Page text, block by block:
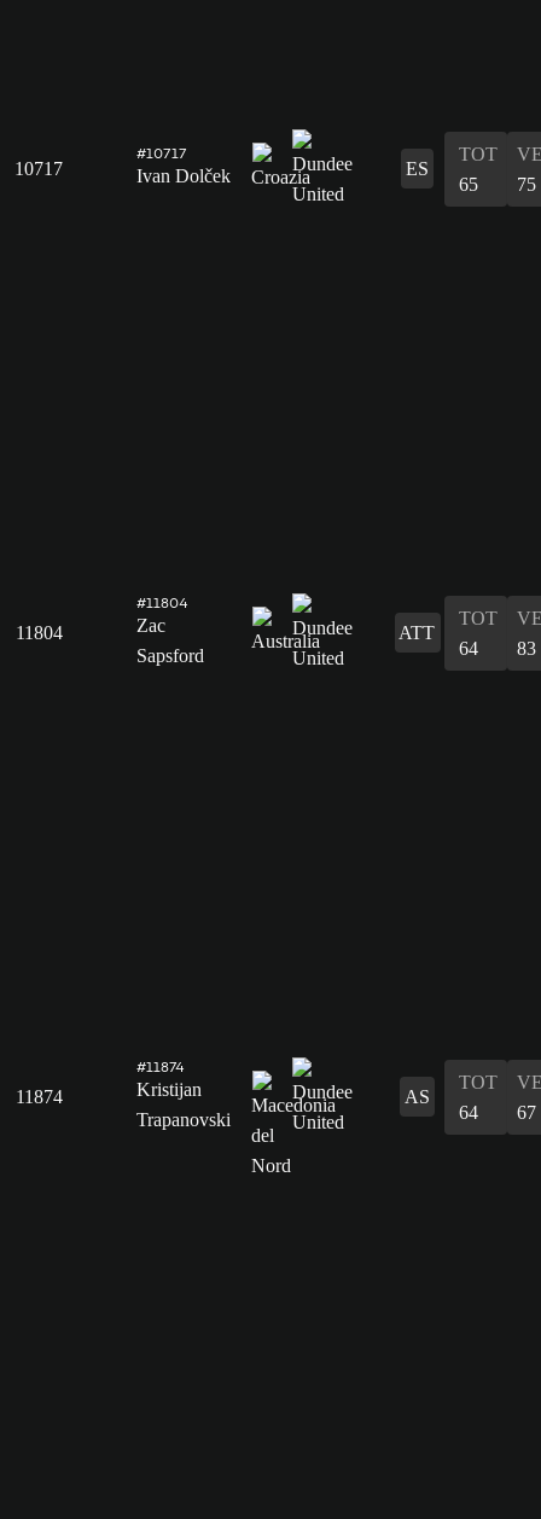
10717
#10717
Ivan Dolček ES
TOT
65
75
11804
#11804
Zac
Sapsford
ATT
TOT
64
83
11874
#11874
Kristijan
Trapanovski
AS
TOT
64
67